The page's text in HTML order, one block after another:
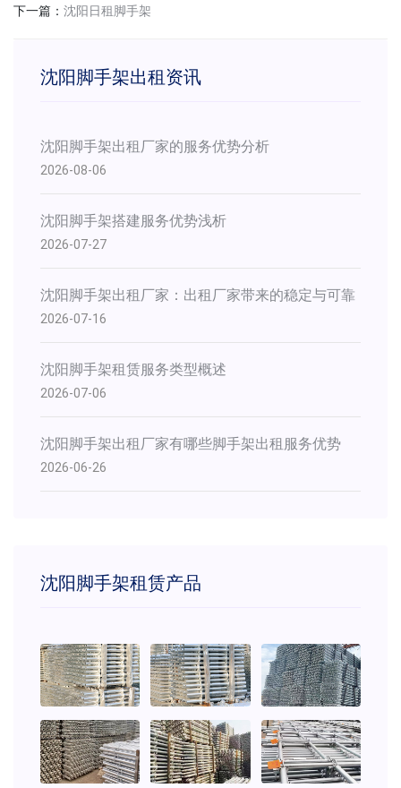
下一篇： 沈阳日租脚手架
沈阳脚手架出租资讯
沈阳脚手架出租厂家的服务优势分析
2026-08-06
沈阳脚手架搭建服务优势浅析
2026-07-27
​沈阳脚手架出租厂家：出租厂家带来的稳定与可靠
2026-07-16
沈阳脚手架租赁服务类型概述
2026-07-06
沈阳脚手架出租厂家有哪些脚手架出租服务优势
2026-06-26
沈阳脚手架租赁产品